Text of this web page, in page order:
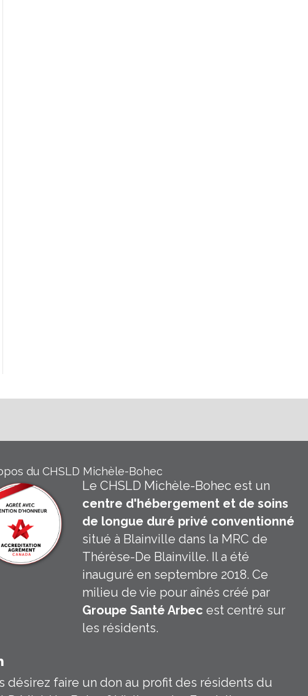
du CHSLD Michèle-Bohec
Le CHSLD Michèle-Bohec est un
centre d'hébergement et de soins
de longue duré privé conventionné
situé à Blainville dans la MRC de
Thérèse-De Blainville. Il a été
inauguré en septembre 2018. Ce
milieu de vie pour aînés créé par
Groupe Santé Arbec est centré sur
les résidents.
CHSLD Michèle Bohec
Groupe Santé Arbec
désirez faire un don au profit des résidents du